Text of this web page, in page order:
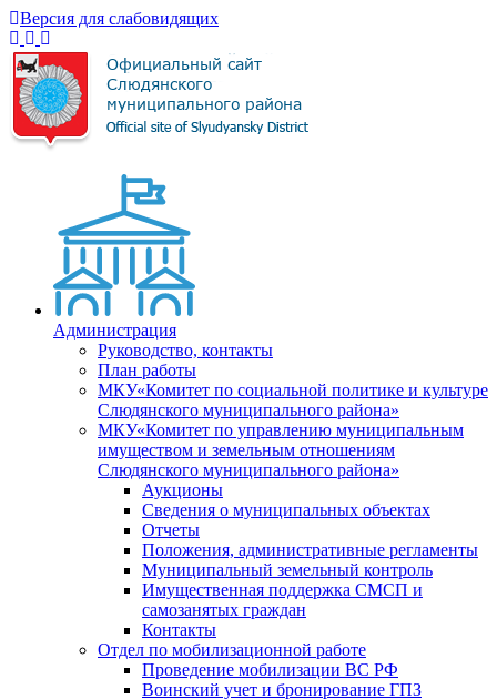
Версия для слабовидящих
Администрация
Руководство, контакты
План работы
МКУ«Комитет по социальной политике и культуре
Слюдянского муниципального района»
МКУ«Комитет по управлению муниципальным
имуществом и земельным отношениям
Слюдянского муниципального района»
Аукционы
Сведения о муниципальных объектах
Отчеты
Положения, административные регламенты
Муниципальный земельный контроль
Имущественная поддержка СМСП и
самозанятых граждан
Контакты
Отдел по мобилизационной работе
Проведение мобилизации ВС РФ
Воинский учет и бронирование ГПЗ